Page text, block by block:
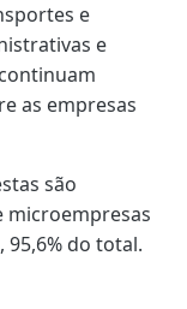
e
e
as empresas
são
microempresas
do total.